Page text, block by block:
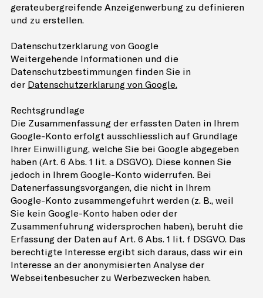
geräteübergreifende Anzeigenwerbung zu definieren
und zu erstellen.
Datenschutzerklärung von Google
Weitergehende Informationen und die
Datenschutzbestimmungen finden Sie in
der Datenschutzerklärung von Google.
Rechtsgrundlage
Die Zusammenfassung der erfassten Daten in Ihrem
Google-Konto erfolgt ausschliesslich auf Grundlage
Ihrer Einwilligung, welche Sie bei Google abgegeben
haben (Art. 6 Abs. 1 lit. a DSGVO). Diese können Sie
jedoch in Ihrem Google-Konto widerrufen. Bei
Datenerfassungsvorgängen, die nicht in Ihrem
Google-Konto zusammengeführt werden (z. B., weil
Sie kein Google-Konto haben oder der
Zusammenführung widersprochen haben), beruht die
Erfassung der Daten auf Art. 6 Abs. 1 lit. f DSGVO. Das
berechtigte Interesse ergibt sich daraus, dass wir ein
Interesse an der anonymisierten Analyse der
Webseitenbesucher zu Werbezwecken haben.